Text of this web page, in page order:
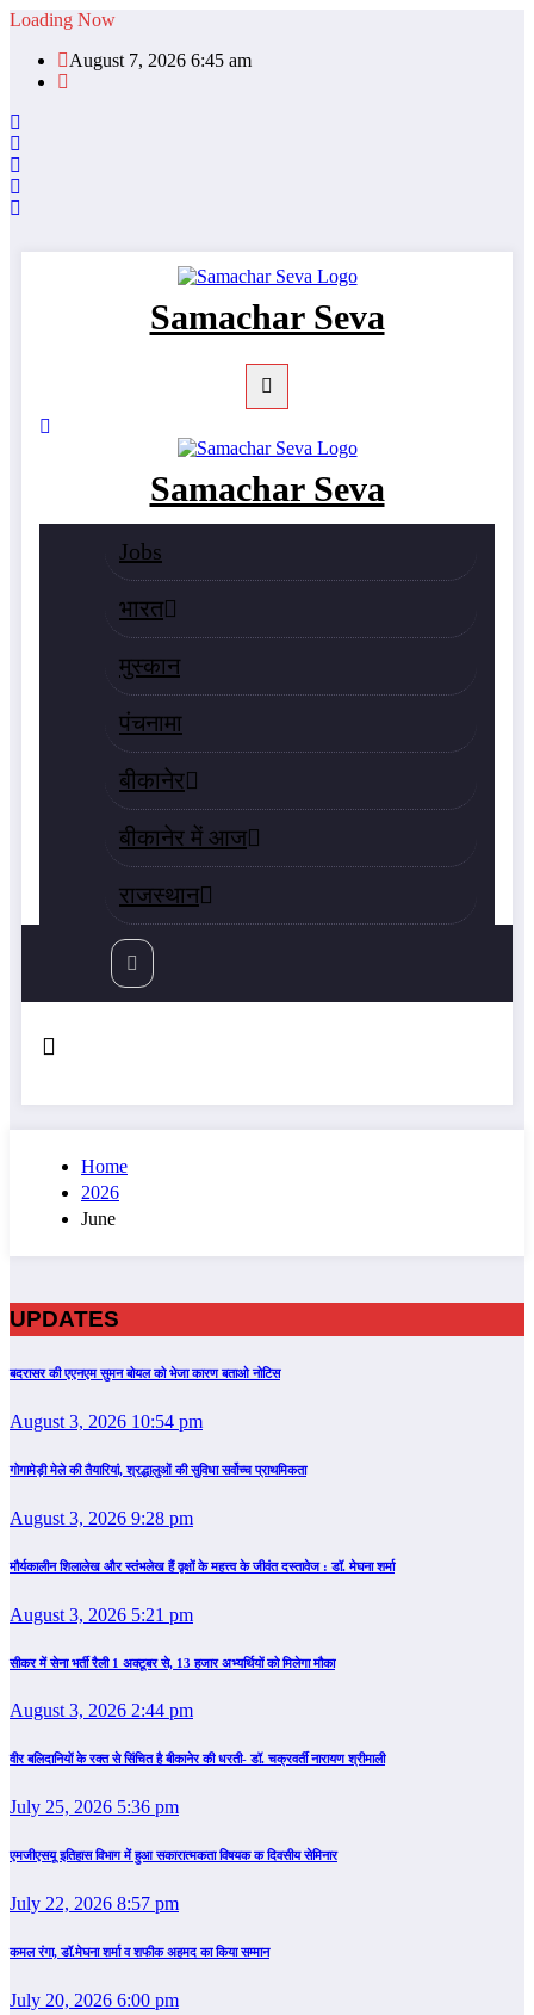
Skip
content
Loading Now
August 7, 2026 6:45 am
Samachar Seva
Samachar Seva
Jobs
भारत
मुस्‍कान
पंचनामा
बीकानेर
बीकानेर में आज
राजस्‍थान
Home
2026
June
UPDATES
बदरासर की एएनएम सुमन बोयल को भेजा कारण बताओ नोटिस
August 3, 2026 10:54 pm
गोगामेड़ी मेले की तैयारियां, श्रद्धालुओं की सुविधा सर्वोच्च प्राथमिकता
August 3, 2026 9:28 pm
मौर्यकालीन शिलालेख और स्तंभलेख हैं वृक्षों के महत्त्व के जीवंत दस्तावेज : डॉ. मेघना शर्मा
August 3, 2026 5:21 pm
सीकर में सेना भर्ती रैली 1 अक्टूबर से, 13 हजार अभ्यर्थियों को मिलेगा मौका
August 3, 2026 2:44 pm
वीर बलिदानियों के रक्त से सिंचित है बीकानेर की धरती- डॉ. चक्रवर्ती नारायण श्रीमाली
July 25, 2026 5:36 pm
एमजीएसयू इतिहास विभाग में हुआ सकारात्मकता विषयक क दिवसीय सेमिनार
July 22, 2026 8:57 pm
कमल रंगा, डॉ.मेघना शर्मा व शफीक अहमद का किया सम्‍मान
July 20, 2026 6:00 pm